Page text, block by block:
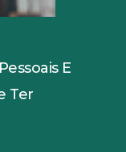
E
Ter